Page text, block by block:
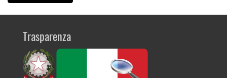
Trasparenza